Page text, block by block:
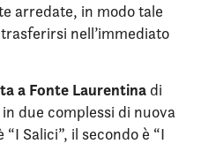
arredate, in modo tale
nell’immediato
a Fonte Laurentina di
due complessi di nuova
Salici”, il secondo è “I